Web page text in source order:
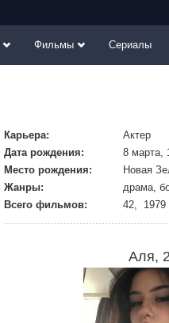
Фильмы Сериалы
Карьера:
Актер
Дата рождения:
8 марта,
Место рождения:
Новая
Жанры:
драма,
Всего фильмов:
42, 1979
Аля,